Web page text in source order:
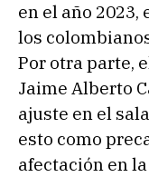
en el año
los
Por otra parte,
Jaime Alberto
ajuste en el
esto como
afectación en